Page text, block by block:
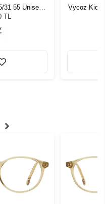
31 55 Unisex
TL
Vycoz Kids